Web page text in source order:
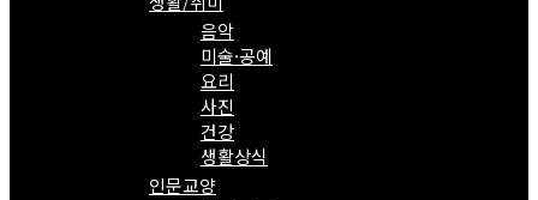
음악
미술·공예
요리
사진
건강
생활상식
인문교양